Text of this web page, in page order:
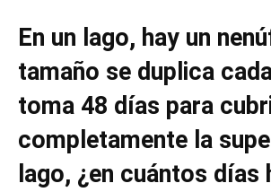
En un lago, hay un
tamaño se duplica
toma 48 días para
completamente la
lago, ¿en cuántos días